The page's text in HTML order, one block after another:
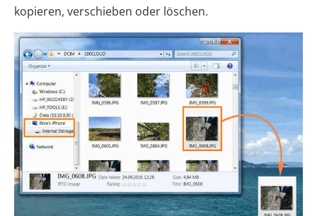
kopieren, verschieben oder löschen.